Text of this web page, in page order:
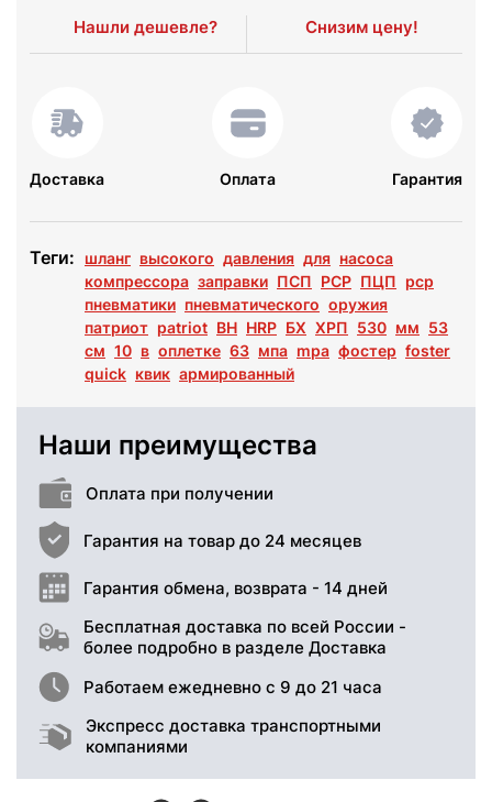
Нашли дешевле? Снизим цену!
Доставка Оплата Гарантия
Теги: шланг высокого давления для насоса
компрессора заправки ПСП PCP ПЦП рср
пневматики пневматического оружия
патриот patriot BH HRP БХ ХРП 530 мм 53
см 10 в оплетке 63 мпа mpa фостер foster
quick квик армированный
Наши преимущества
Оплата при получении
Гарантия на товар до 24 месяцев
Гарантия обмена, возврата - 14 дней
Бесплатная доставка по всей России -
более подробно в разделе Доставка
Работаем ежедневно с 9 до 21 часа
Экспресс доставка транспортными
компаниями